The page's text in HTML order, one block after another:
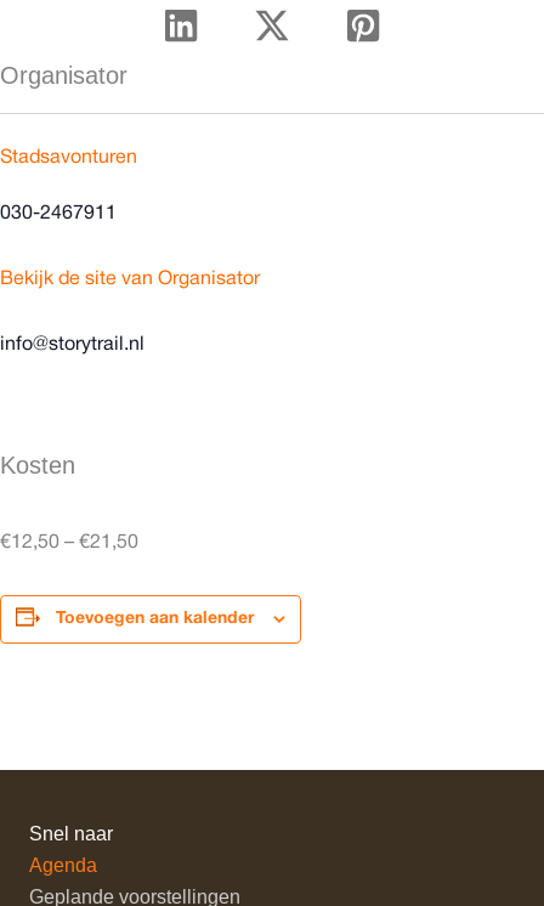
Organisator
Stadsavonturen
030-2467911
Bekijk de site van Organisator
info@storytrail.nl
Kosten
€12,50 – €21,50
Toevoegen aan kalender
Snel naar
Agenda
Geplande voorstellingen